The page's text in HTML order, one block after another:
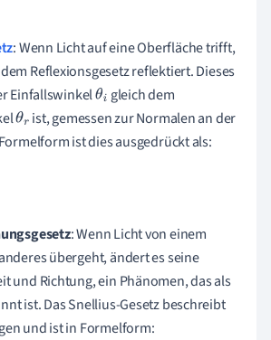
: Wenn Licht auf eine Oberfläche trifft,
Reflexionsgesetz reflektiert. Dieses
Einfallswinkelθi gleich dem
θr ist, gemessen zur Normalen an der
ist dies ausgedrückt als:
: Wenn Licht von einem
übergeht, ändert es seine
und Richtung, ein Phänomen, das als
ist. Das Snellius-Gesetz beschreibt
und ist in Formelform: